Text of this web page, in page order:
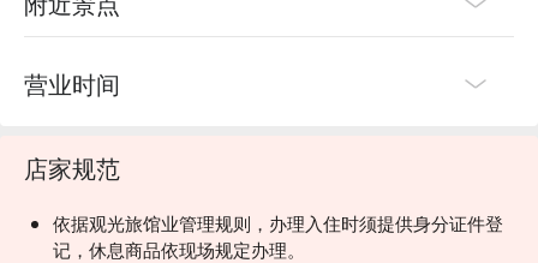
营业时间
店家规范
依据观光旅馆业管理规则，办理入住时须提供身分证件登
记，休息商品依现场规定办理。